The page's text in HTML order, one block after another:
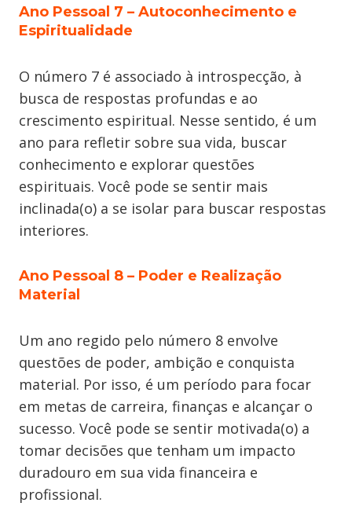
Ano Pessoal 7 – Autoconhecimento e
Espiritualidade
O número 7 é associado à introspecção, à
busca de respostas profundas e ao
crescimento espiritual. Nesse sentido, é um
ano para refletir sobre sua vida, buscar
conhecimento e explorar questões
espirituais. Você pode se sentir mais
inclinada(o) a se isolar para buscar respostas
interiores.
Ano Pessoal 8 – Poder e Realização
Material
Um ano regido pelo número 8 envolve
questões de poder, ambição e conquista
material. Por isso, é um período para focar
em metas de carreira, finanças e alcançar o
sucesso. Você pode se sentir motivada(o) a
tomar decisões que tenham um impacto
duradouro em sua vida financeira e
profissional.